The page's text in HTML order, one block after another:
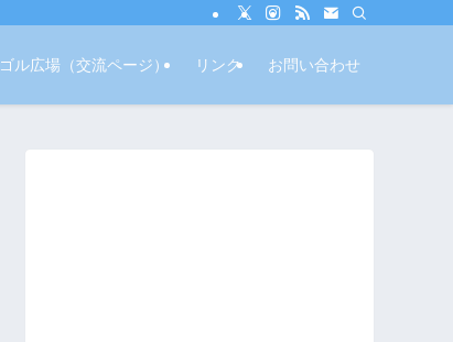
ゴル広場（交流ページ） リンク お問い合わせ